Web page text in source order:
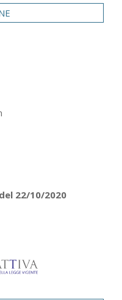
22/10/2020